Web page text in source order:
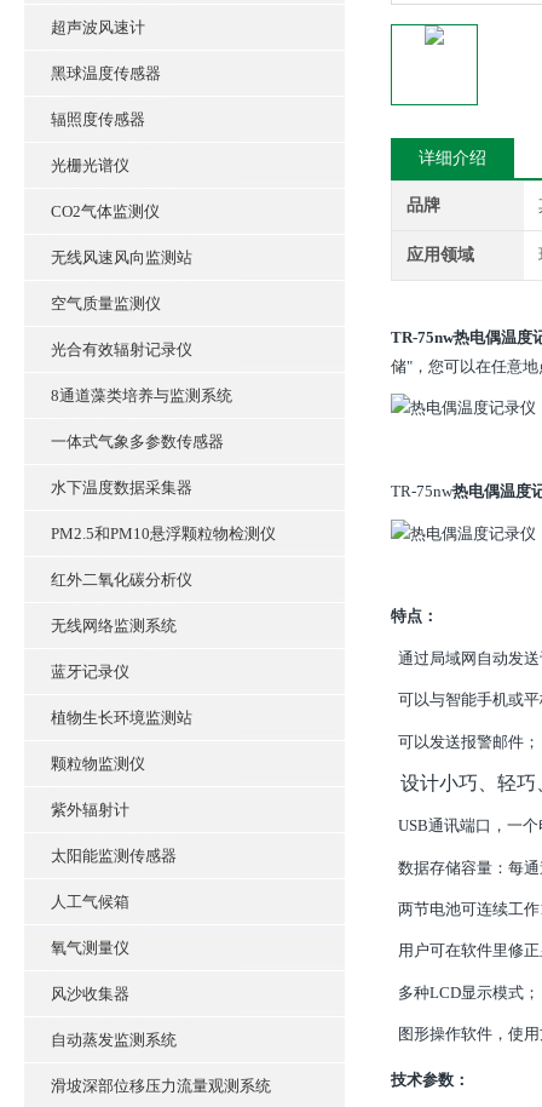
超声波风速计
黑球温度传感器
辐照度传感器
光栅光谱仪
CO2气体监测仪
无线风速风向监测站
空气质量监测仪
光合有效辐射记录仪
8通道藻类培养与监测系统
一体式气象多参数传感器
水下温度数据采集器
PM2.5和PM10悬浮颗粒物检测仪
红外二氧化碳分析仪
无线网络监测系统
蓝牙记录仪
植物生长环境监测站
颗粒物监测仪
紫外辐射计
太阳能监测传感器
人工气候箱
氧气测量仪
风沙收集器
自动蒸发监测系统
滑坡深部位移压力流量观测系统
详细介绍
品牌
应用领域
TR-75nw热电偶温度
储"，您可以在任意
TR-75nw热电偶温度
特点：
通过局域网自动发
可以与智能手机或
可以发送报警邮件；
设计小巧、轻
USB通讯端口，一
数据存储容量：每
两节电池可连续工
用户可在软件里修
多种LCD显示模式；
图形操作软件，使
技术参数：